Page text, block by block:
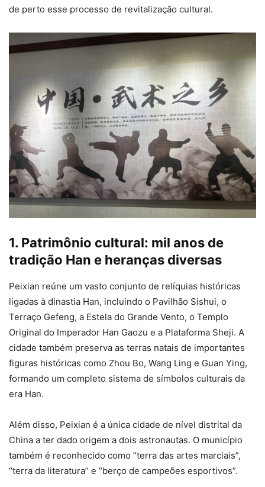
de perto esse processo de revitalização cultural.
1. Patrimônio cultural: mil anos de
tradição Han e heranças diversas
Peixian reúne um vasto conjunto de relíquias históricas
ligadas à dinastia Han, incluindo o Pavilhão Sishui, o
Terraço Gefeng, a Estela do Grande Vento, o Templo
Original do Imperador Han Gaozu e a Plataforma Sheji. A
cidade também preserva as terras natais de importantes
figuras históricas como Zhou Bo, Wang Ling e Guan Ying,
formando um completo sistema de símbolos culturais da
era Han.
Além disso, Peixian é a única cidade de nível distrital da
China a ter dado origem a dois astronautas. O município
também é reconhecido como “terra das artes marciais”,
“terra da literatura” e “berço de campeões esportivos”.